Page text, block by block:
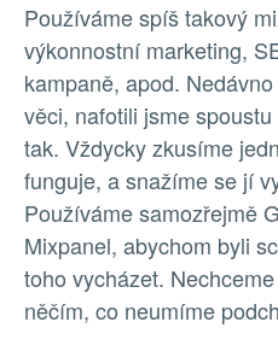
Používáme spíš takový
výkonnostní marketing,
kampaně, apod.
věci, nafotili jsme
tak. Vždycky zkusíme
funguje, a snažíme se jí
Používáme samozřejmě
Mixpanel, abychom byli
toho vycházet.
něčím, co neumíme